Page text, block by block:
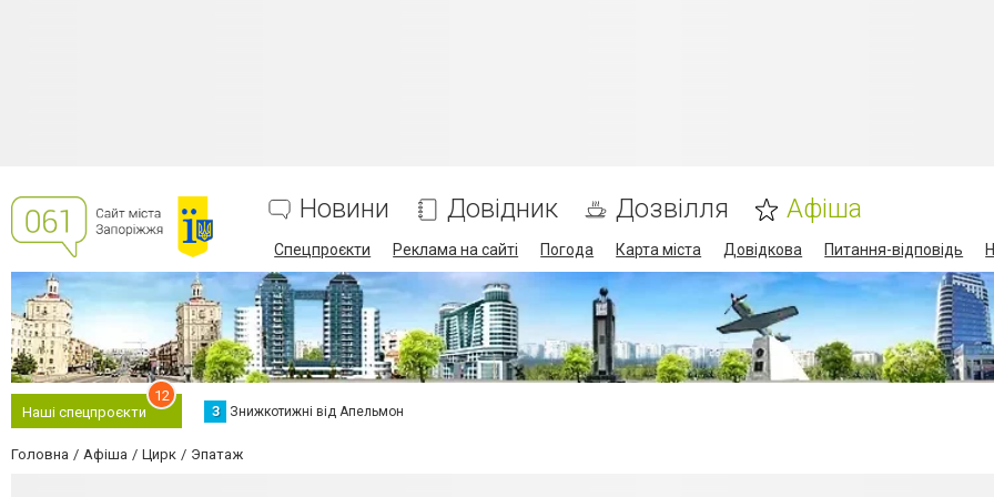
Новини Довідник Дозвілля Афіша
Спецпроєкти Реклама на сайті Погода Карта міста Довідкова Питання-відповідь
Наші спецпроєкти
12
З Знижкотижні від Апельмон
Головна Афіша Цирк Эпатаж